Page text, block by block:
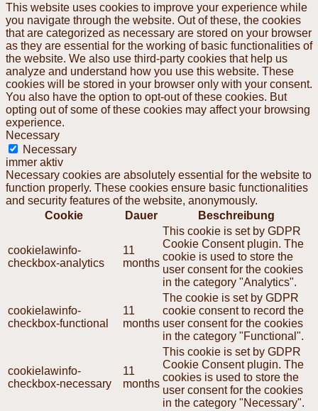
This website uses cookies to improve your experience while
you navigate through the website. Out of these, the cookies
that are categorized as necessary are stored on your browser
as they are essential for the working of basic functionalities of
the website. We also use third-party cookies that help us
analyze and understand how you use this website. These
cookies will be stored in your browser only with your consent.
You also have the option to opt-out of these cookies. But
opting out of some of these cookies may affect your browsing
experience.
Necessary
Necessary
immer aktiv
Necessary cookies are absolutely essential for the website to
function properly. These cookies ensure basic functionalities
and security features of the website, anonymously.
Cookie
Dauer Beschreibung
cookielawinfo-
checkbox-analytics
11
months
This cookie is set by GDPR
Cookie Consent plugin. The
cookie is used to store the
user consent for the cookies
in the category "Analytics".
cookielawinfo-
checkbox-functional
11
months
The cookie is set by GDPR
cookie consent to record the
user consent for the cookies
in the category "Functional".
cookielawinfo-
checkbox-necessary
11
months
This cookie is set by GDPR
Cookie Consent plugin. The
cookies is used to store the
user consent for the cookies
in the category "Necessary".